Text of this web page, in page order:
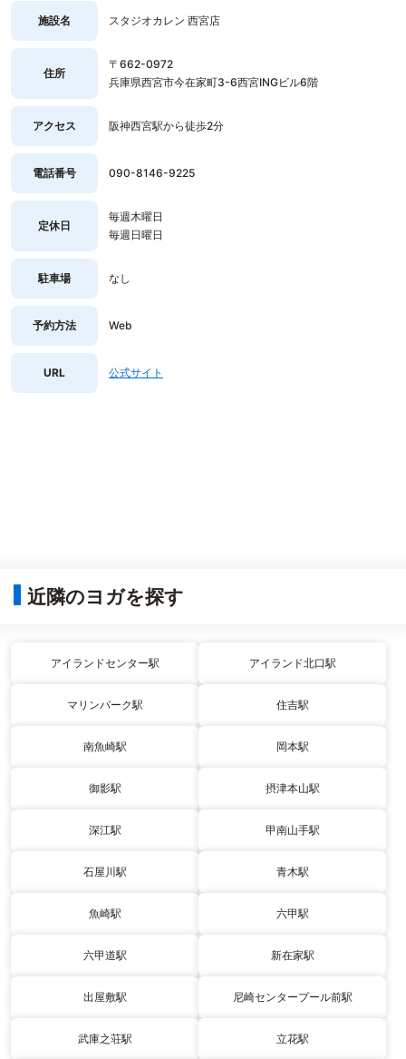
施設名 スタジオカレン 西宮店
住所
〒662-0972
兵庫県西宮市今在家町3-6西宮INGビル6階
アクセス 阪神西宮駅から徒歩2分
電話番号 090-8146-9225
定休日
毎週木曜日
毎週日曜日
駐車場 なし
予約方法 Web
URL 公式サイト
近隣のヨガを探す
アイランドセンター駅 アイランド北口駅
マリンパーク駅 住吉駅
南魚崎駅 岡本駅
御影駅 摂津本山駅
深江駅 甲南山手駅
石屋川駅 青木駅
魚崎駅 六甲駅
六甲道駅 新在家駅
出屋敷駅 尼崎センタープール前駅
武庫之荘駅 立花駅